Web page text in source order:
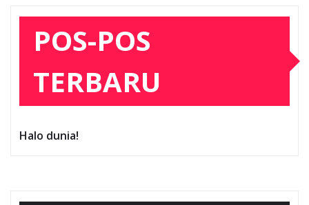
POS-POS
TERBARU
Halo dunia!